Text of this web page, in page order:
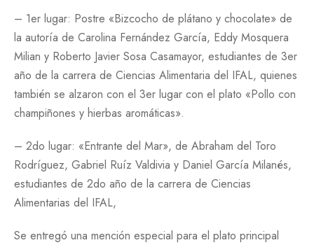
– 1er lugar: Postre «Bizcocho de plátano y chocolate» de
la autoría de Carolina Fernández García, Eddy Mosquera
Milian y Roberto Javier Sosa Casamayor, estudiantes de 3er
año de la carrera de Ciencias Alimentaria del IFAL, quienes
también se alzaron con el 3er lugar con el plato «Pollo con
champiñones y hierbas aromáticas».
– 2do lugar: «Entrante del Mar», de Abraham del Toro
Rodríguez, Gabriel Ruíz Valdivia y Daniel García Milanés,
estudiantes de 2do año de la carrera de Ciencias
Alimentarias del IFAL,
Se entregó una mención especial para el plato principal